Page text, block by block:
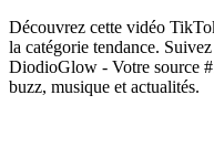
Découvrez cette vidéo
la catégorie tendance.
DiodioGlow - Votre source
buzz, musique et actualités.